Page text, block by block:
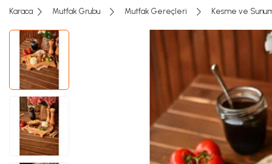
Karaca Mutfak Grubu Mutfak Gereçleri Kesme ve